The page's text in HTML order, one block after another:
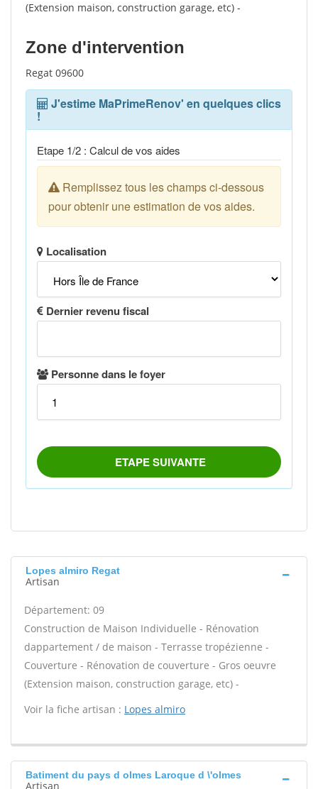
(Extension maison, construction garage, etc) -
Zone d'intervention
Regat 09600
Lopes almiro Regat
Artisan
Département: 09
Construction de Maison Individuelle - Rénovation
dappartement / de maison - Terrasse tropézienne -
Couverture - Rénovation de couverture - Gros oeuvre
(Extension maison, construction garage, etc) -
Voir la fiche artisan : Lopes almiro
Batiment du pays d olmes Laroque d \'olmes
Artisan